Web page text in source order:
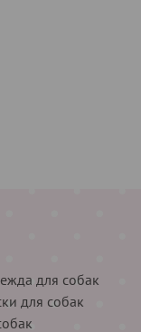
для собак
для собак